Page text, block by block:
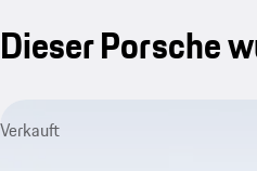
Dieser Porsche
Verkauft